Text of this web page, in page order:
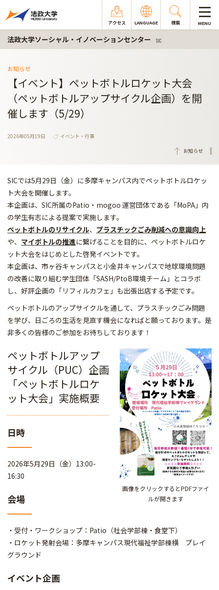
アクセス LANGUAGE 検索 MENU
法政大学ソーシャル・イノベーションセンター SIC
お知らせ
【イベント】ペットボトルロケット大会
（ペットボトルアップサイクル企画）を開
催します（5/29）
2026年05月19日
イベント・行事
お知らせ
SICでは5月29日（金）に多摩キャンパス内でペットボトルロケッ
ト大会を開催します。
本企画は、SIC所属のPatio・mogoo 運営団体である「MoPA」内
の学生有志による提案で実施します。
ペットボトルのリサイクル、 プラスチックごみ削減への意識向上
や、 マイボトルの推進に繋げることを目的に、ペットボトルロケ
ット大会をはじめとした啓発イベントです。
本企画は、市ヶ谷キャンパスと小金井キャンパスで地球環境問題
の改善に取り組む学生団体「SASH/PtoB環境チーム」とコラボ
し、好評企画の「リフィルカフェ」も出張出店する予定です。
ペットボトルのアップサイクルを通して、プラスチックごみ問題
を学び、日ごろの生活を見直す機会になればと願っております。是
非多くの皆様のご参加をお待ちしております！
画像をクリックするとPDFファイ
ルが開きます
ペットボトルアップ
サイクル（PUC）企画
「ペットボトルロケ
ット大会」実施概要
日時
2026年5月29日（金）13:00-
16:30
会場
・受付・ワークショップ：Patio（社会学部棟・食堂下）
・ロケット発射会場：多摩キャンパス現代福祉学部棟横 プレイ
グラウンド
イベント企画